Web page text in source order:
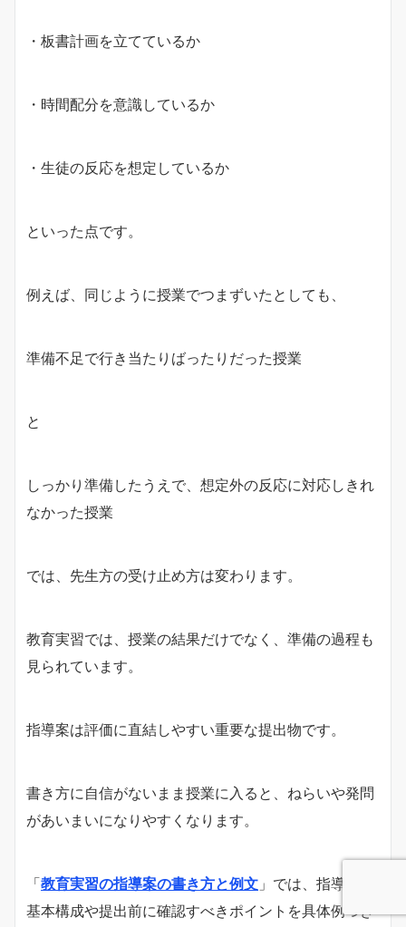
・板書計画を立てているか
・時間配分を意識しているか
・生徒の反応を想定しているか
といった点です。
例えば、同じように授業でつまずいたとしても、
準備不足で行き当たりばったりだった授業
と
しっかり準備したうえで、想定外の反応に対応しきれ
なかった授業
では、先生方の受け止め方は変わります。
教育実習では、授業の結果だけでなく、準備の過程も
見られています。
指導案は評価に直結しやすい重要な提出物です。
書き方に自信がないまま授業に入ると、ねらいや発問
があいまいになりやすくなります。
「教育実習の指導案の書き方と例文 」では、指導案の
基本構成や提出前に確認すべきポイントを具体例つき